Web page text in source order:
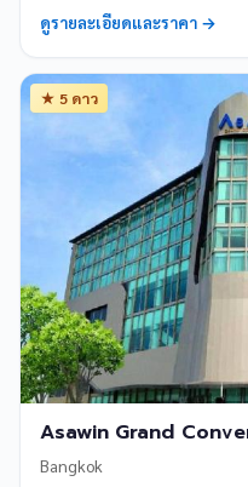
ดูรายละเอียดและราคา →
★ 5 ดาว
Asawin Grand
Bangkok